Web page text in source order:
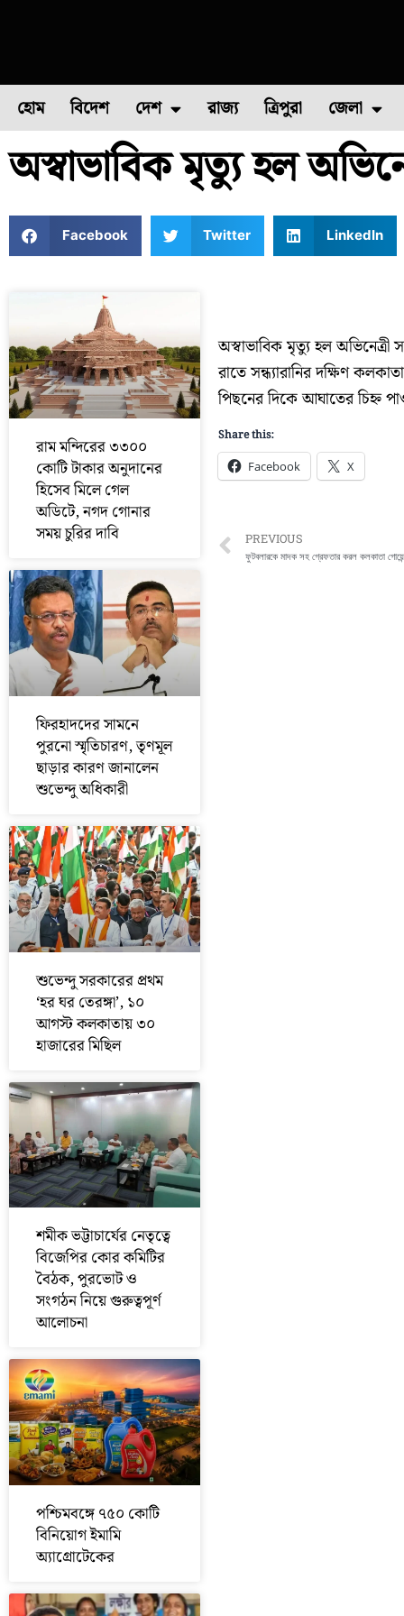
হোম বিদেশ দেশ
ফুল চাষ ফল চাষ মাছ চাষ পোল্ট্রি
রাজ্য ত্রিপুরা জেলা
উত্তর ২৪
অস্বাভাবিক মৃত্যু হল
Facebook Twitter LinkedIn
রাম মন্দিরের ৩৩০০
কোটি টাকার অনুদানের
হিসেব মিলে গেল
অডিটে, নগদ গোনার
সময় চুরির দাবি
ফিরহাদদের সামনে
পুরনো স্মৃতিচারণ, তৃণমূল
ছাড়ার কারণ জানালেন
শুভেন্দু অধিকারী
শুভেন্দু সরকারের প্রথম
‘হর ঘর তেরঙ্গা’, ১০
আগস্ট কলকাতায় ৩০
হাজারের মিছিল
শমীক ভট্টাচার্যের নেতৃত্বে
বিজেপির কোর কমিটির
বৈঠক, পুরভোট ও
সংগঠন নিয়ে গুরুত্বপূর্ণ
আলোচনা
পশ্চিমবঙ্গে ৭৫০ কোটি
বিনিয়োগ ইমামি
অ্যাগ্রোটেকের
অস্বাভাবিক মৃত্যু হল অভিনেত্রী
রাতে সন্ধ্যারানির দক্ষিণ
পিছনের দিকে আঘাতের চিহ্ন
Share this:
Facebook X
Prev
PREVIOUS
ফুটবলারকে মাদক সহ গ্রেফতার করল কলকাতা